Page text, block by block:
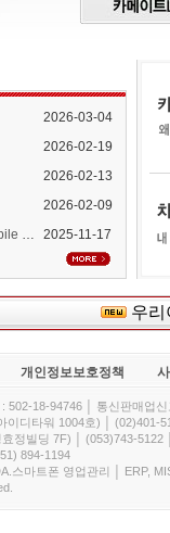
2026-03-04
2026-02-19
2026-02-13
2026-02-09
윈도우 11 25H 버전부터 Window Mobile Device Center 지원 중단 안내
2025-11-17
우리
개인정보보호정책
502-18-94746 │ 통신판매업
이디타워 1004호) │ (02)401-
정빌딩 7F) │ (053)743-5122
894-1194
스마트폰 영업관리 │ ERP,